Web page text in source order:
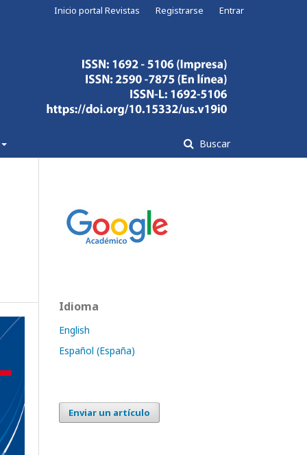
Buscar
Inicio portal Revistas Registrarse Entrar
Idioma
English
Español (España)
Enviar un artículo